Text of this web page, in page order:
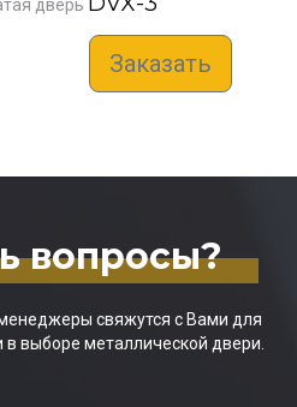
дверь
Заказать
вопросы?
свяжутся с Вами для
выборе металлической двери.